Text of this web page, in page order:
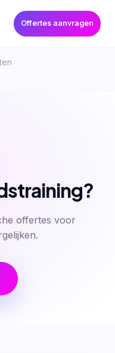
Offertes aanvragen
offertes voor